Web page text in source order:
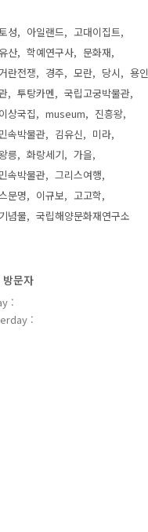
성 아일랜드
고대이집트
산
학예연구사
문화재
란전쟁
경주 모란 당시
용인
투탕카멘
국립고궁박물관
상국집
museum
진흥왕
속박물관
김유신
미라
릉
화랑세기
가을
속박물관
그리스여행
문명
이규보
고고학
념물
국립해양문화재연구소
방문자
:
: